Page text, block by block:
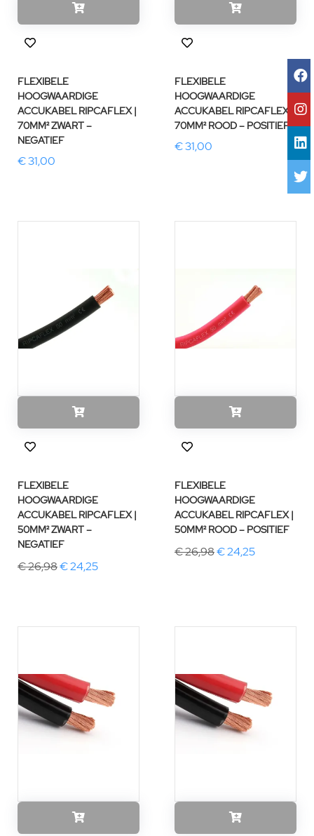
FLEXIBELE
HOOGWAARDIGE
ACCUKABEL RIPCAFLEX |
70MM² ZWART –
NEGATIEF
€ 31,00
FLEXIBELE
HOOGWAARDIGE
ACCUKABEL RIPCAFLEX
70MM² ROOD – POSITIEF
€ 31,00
FLEXIBELE
HOOGWAARDIGE
ACCUKABEL RIPCAFLEX |
50MM² ZWART –
NEGATIEF
€ 26,98€ 24,25
FLEXIBELE
HOOGWAARDIGE
ACCUKABEL RIPCAFLEX |
50MM² ROOD – POSITIEF
€ 26,98€ 24,25